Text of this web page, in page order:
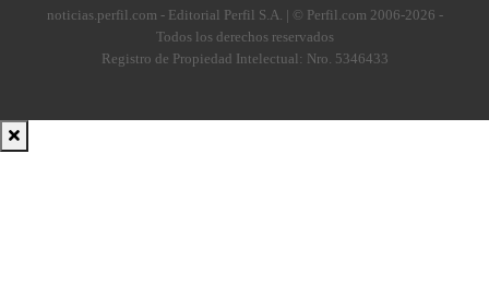
noticias.perfil.com - Editorial Perfil S.A. | © Perfil.com 2006-2026 -
Todos los derechos reservados
Registro de Propiedad Intelectual: Nro. 5346433